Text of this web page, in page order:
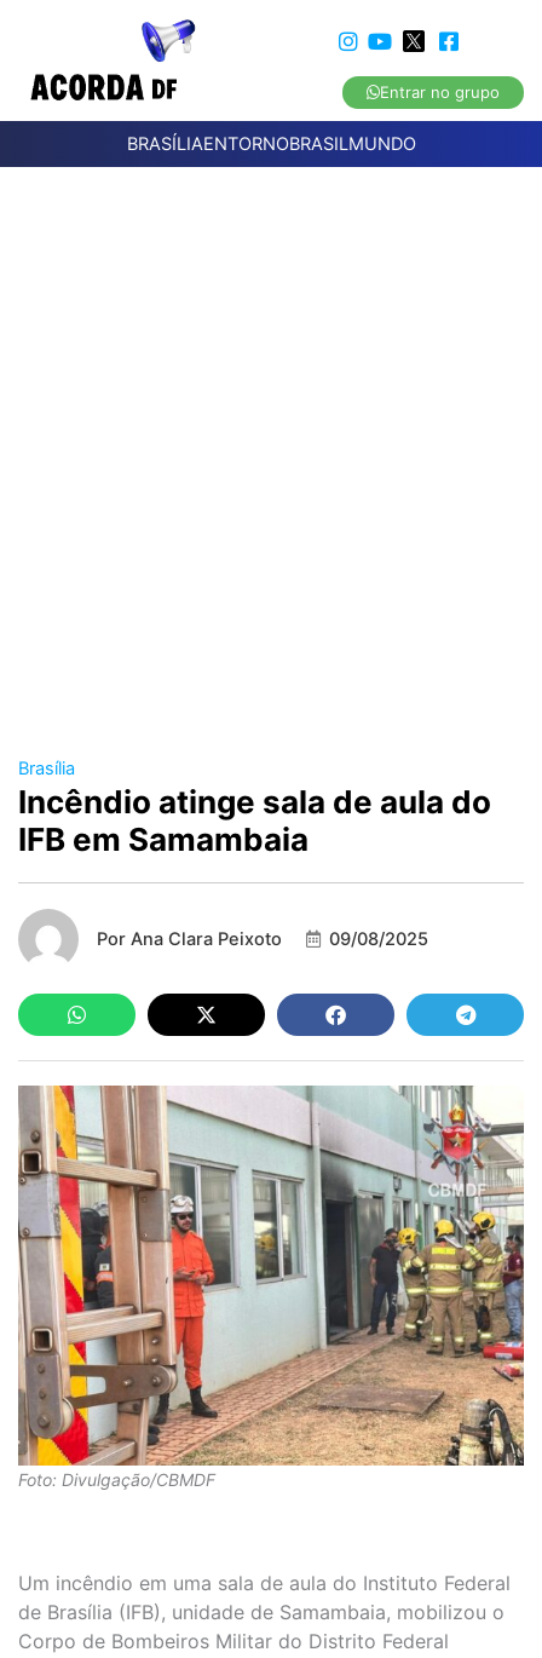
Entrar no grupo
BRASÍLIAENTORNOBRASILMUNDO
Brasília
Incêndio atinge sala de aula do
IFB em Samambaia
Por Ana Clara Peixoto 09/08/2025
Foto: Divulgação/CBMDF
Um incêndio em uma sala de aula do Instituto Federal
de Brasília (IFB), unidade de Samambaia, mobilizou o
Corpo de Bombeiros Militar do Distrito Federal